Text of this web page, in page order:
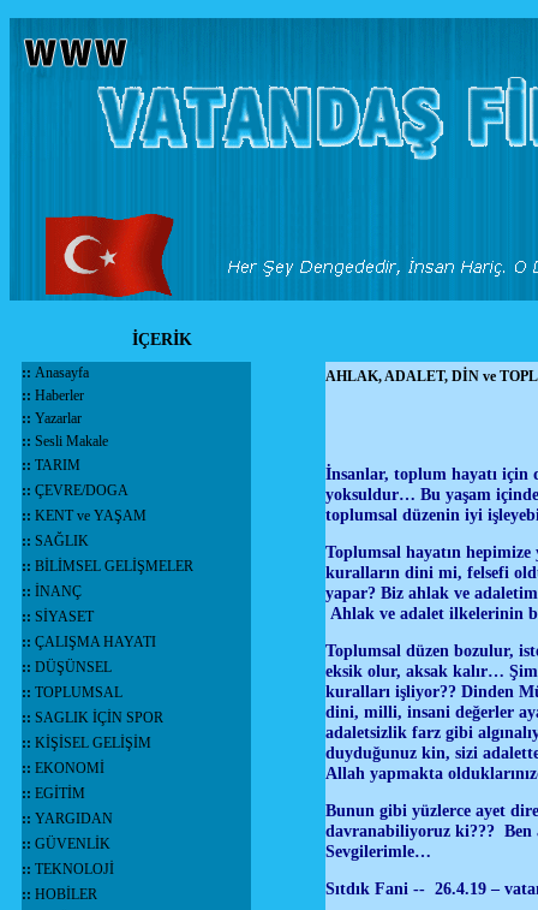
İÇERİK
:: Anasayfa
:: Haberler
:: Yazarlar
:: Sesli Makale
:: TARIM
:: ÇEVRE/DOGA
:: KENT ve YAŞAM
:: SAĞLIK
:: BİLİMSEL GELİŞMELER
:: İNANÇ
:: SİYASET
:: ÇALIŞMA HAYATI
:: DÜŞÜNSEL
:: TOPLUMSAL
:: SAGLIK İÇİN SPOR
:: KİŞİSEL GELİŞİM
:: EKONOMİ
:: EGİTİM
:: YARGIDAN
:: GÜVENLİK
:: TEKNOLOJİ
:: HOBİLER
AHLAK, ADALET, DİN ve
İnsanlar, toplum hayatı
yoksuldur… Bu yaşam
toplumsal düzenin iyi
Toplumsal hayatın
kuralların dini mi, felsefi
yapar? Biz ahlak ve
Ahlak ve adalet ilkelerinin
Toplumsal düzen bozulur,
eksik olur, aksak kalır…
kuralları işliyor?? Dinden
dini, milli, insani değerler
adaletsizlik farz gibi
duyduğunuz kin, sizi
Allah yapmakta
Bunun gibi yüzlerce ayet
davranabiliyoruz ki??? Ben
Sevgilerimle…
Sıtdık Fani -- 26.4.19 –